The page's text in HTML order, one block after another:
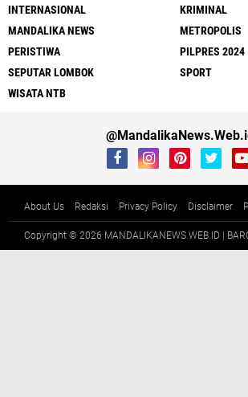
INTERNASIONAL
KRIMINAL
MANDALIKA NEWS
METROPOLIS
PERISTIWA
PILPRES 2024
SEPUTAR LOMBOK
SPORT
WISATA NTB
About Us Redaksi Privacy Policy Disclaimer
Copyright © 2026 MANDALIKANEWS.WEB.ID |